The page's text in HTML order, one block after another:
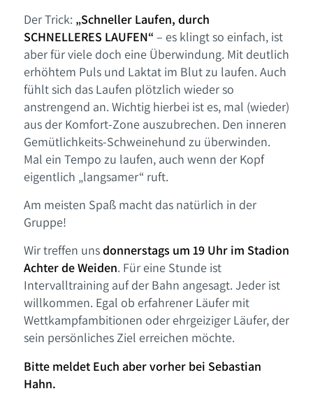
Der Trick: „Schneller Laufen, durch
SCHNELLERES LAUFEN“ – es klingt so einfach, ist
aber für viele doch eine Überwindung. Mit deutlich
erhöhtem Puls und Laktat im Blut zu laufen. Auch
fühlt sich das Laufen plötzlich wieder so
anstrengend an. Wichtig hierbei ist es, mal (wieder)
aus der Komfort-Zone auszubrechen. Den inneren
Gemütlichkeits-Schweinehund zu überwinden.
Mal ein Tempo zu laufen, auch wenn der Kopf
eigentlich „langsamer“ ruft.
Am meisten Spaß macht das natürlich in der
Gruppe!
Wir treffen unsdonnerstags um 19 Uhr im Stadion
Achter de Weiden. Für eine Stunde ist
Intervalltraining auf der Bahn angesagt. Jeder ist
willkommen. Egal ob erfahrener Läufer mit
Wettkampfambitionen oder ehrgeiziger Läufer, der
sein persönliches Ziel erreichen möchte.
Bitte meldet Euch aber vorher bei Sebastian
Hahn.